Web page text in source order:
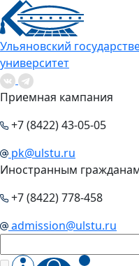
Ульяновский
университет
Приемная кампания
+7 (8422) 43-05-05
pk@ulstu.ru
Иностранным
+7 (8422) 778-458
admission@ulstu.ru